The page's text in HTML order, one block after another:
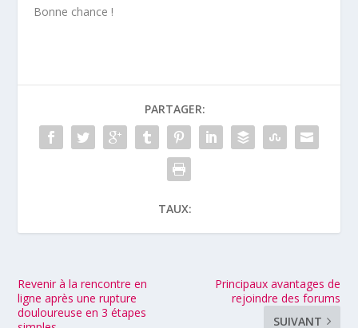
Bonne chance !
PARTAGER:
TAUX:
Revenir à la rencontre en
ligne après une rupture
douloureuse en 3 étapes
Principaux avantages de
rejoindre des forums
SUIVANT